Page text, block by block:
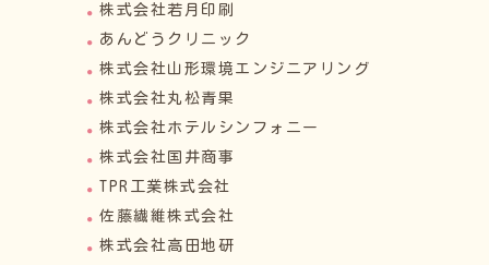
株式会社若月印刷
あんどうクリニック
株式会社山形環境エンジニアリング
株式会社丸松青果
株式会社ホテルシンフォニー
株式会社国井商事
TPR工業株式会社
佐藤繊維株式会社
株式会社高田地研